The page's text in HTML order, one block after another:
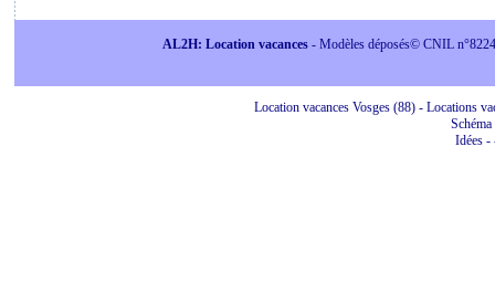
AL2H: Location vacances- Modèles déposés© CNIL
Location vacances Vosges (88) - Locations
Idées -